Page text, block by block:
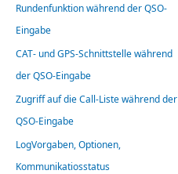
Rundenfunktion während der QSO-
Eingabe
CAT- und GPS-Schnittstelle während
der QSO-Eingabe
Zugriff auf die Call-Liste während der
QSO-Eingabe
LogVorgaben, Optionen,
Kommunikatiosstatus